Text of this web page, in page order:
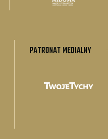
PATRONAT MEDIALNY